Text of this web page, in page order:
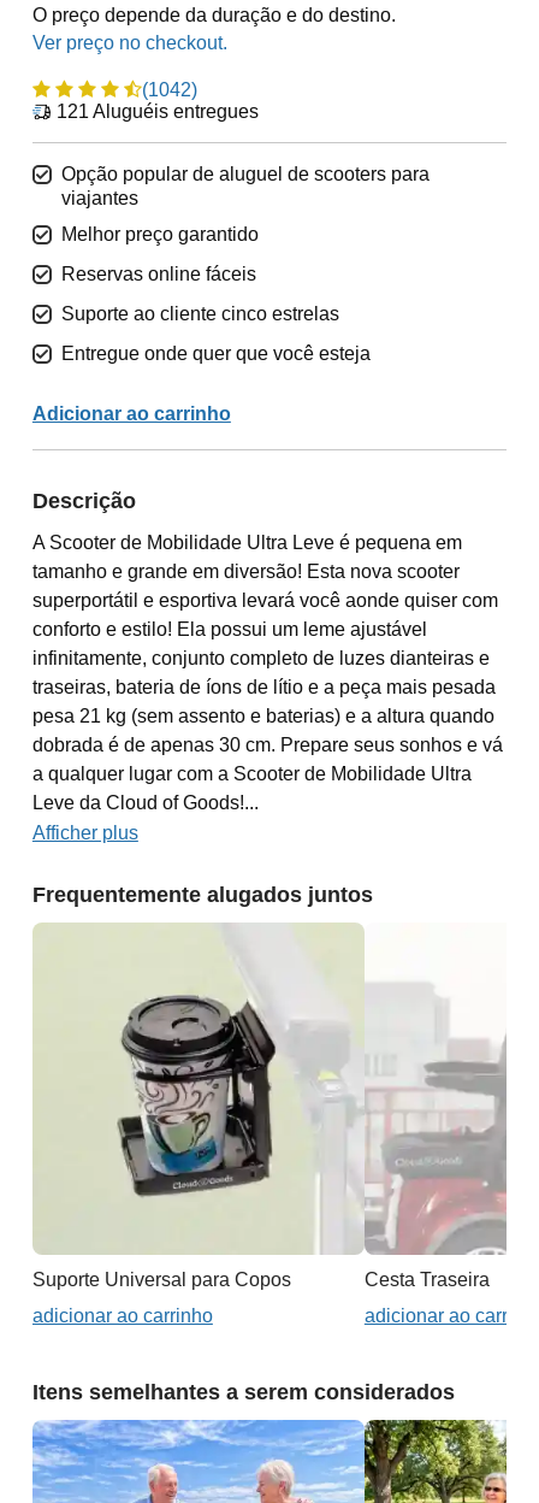
O preço depende da duração e do destino.
(1042)
121 Aluguéis entregues
Opção popular de aluguel de scooters para
viajantes
Melhor preço garantido
Reservas online fáceis
Suporte ao cliente cinco estrelas
Entregue onde quer que você esteja
Adicionar ao carrinho
Descrição
A Scooter de Mobilidade Ultra Leve é pequena em
tamanho e grande em diversão! Esta nova scooter
superportátil e esportiva levará você aonde quiser com
conforto e estilo! Ela possui um leme ajustável
infinitamente, conjunto completo de luzes dianteiras e
traseiras, bateria de íons de lítio e a peça mais pesada
pesa 21 kg (sem assento e baterias) e a altura quando
dobrada é de apenas 30 cm. Prepare seus sonhos e vá
a qualquer lugar com a Scooter de Mobilidade Ultra
Leve da Cloud of Goods!...
Afficher plus
Frequentemente alugados juntos
Suporte Universal para Copos
adicionar ao carrinho
Cesta Traseira
adicionar ao
Itens semelhantes a serem considerados